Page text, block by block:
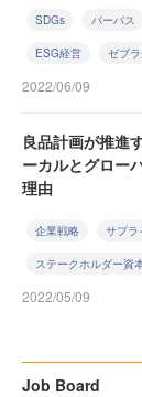
SDGs パーパス
ESG経営 ゼブ
2022/06/09
良品計画が推進
ーカルとグロー
理由
企業戦略 サプラ
ステークホルダー資
2022/05/09
Job Board